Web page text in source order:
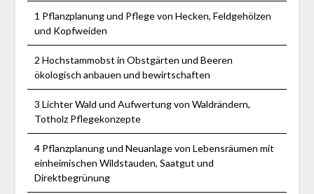
1 Pflanzplanung und Pflege von Hecken, Feldgehölzen
und Kopfweiden
2 Hochstammobst in Obstgärten und Beeren
ökologisch anbauen und bewirtschaften
3 Lichter Wald und Aufwertung von Waldrändern,
Totholz Pflegekonzepte
4 Pflanzplanung und Neuanlage von Lebensräumen mit
einheimischen Wildstauden, Saatgut und
Direktbegrünung